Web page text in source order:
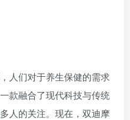
人们对于养生保健的需求
款融合了现代科技与传统
人的关注。现在，双迪摩